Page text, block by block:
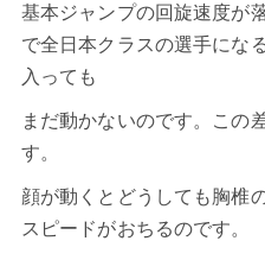
基本ジャンプの回旋速度が
で全日本クラスの選手にな
入っても
まだ動かないのです。この
す。
顔が動くとどうしても胸椎
スピードがおちるのです。